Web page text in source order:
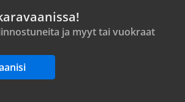
ja myyt tai vuokraat